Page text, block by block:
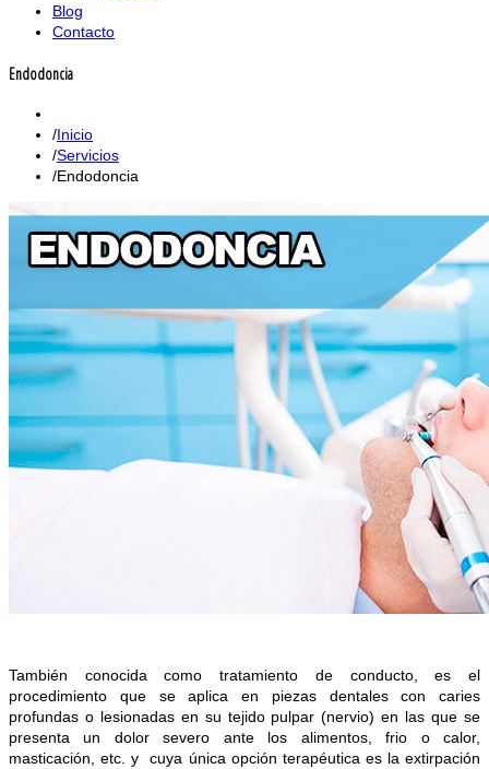
Blog
Contacto
Endodoncia
Inicio
Servicios
Endodoncia
También conocida como tratamiento de conducto,es el
procedimiento que se aplica en piezas dentales con caries
profundas o lesionadas en su tejido pulpar (nervio) en las que se
presenta un dolor severo ante los alimentos, frio o calor,
masticación, etc. y cuya única opción terapéutica es la extirpación